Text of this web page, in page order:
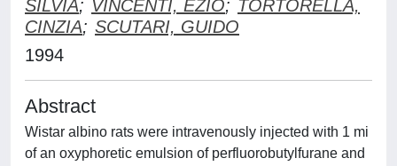
SILVIA; VINCENTI, EZIO; TORTORELLA,
CINZIA; SCUTARI, GUIDO
1994
Abstract
Wistar albino rats were intravenously injected with 1 mi
of an oxyphoretic emulsion of perfluorobutylfurane and